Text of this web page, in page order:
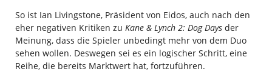
So ist Ian Livingstone, Präsident von Eidos, auch nach den
eher negativen Kritiken zu Kane & Lynch 2: Dog Days der
Meinung, dass die Spieler unbedingt mehr von dem Duo
sehen wollen. Deswegen sei es ein logischer Schritt, eine
Reihe, die bereits Marktwert hat, fortzuführen.